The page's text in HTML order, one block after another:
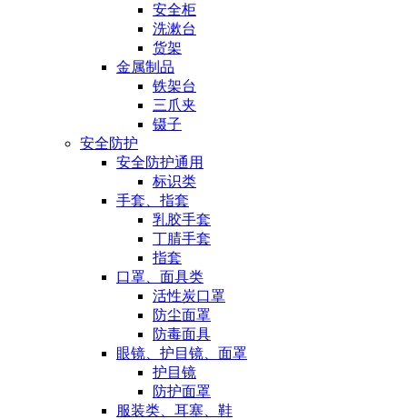
安全柜
洗漱台
货架
金属制品
铁架台
三爪夹
镊子
安全防护
安全防护通用
标识类
手套、指套
乳胶手套
丁腈手套
指套
口罩、面具类
活性炭口罩
防尘面罩
防毒面具
眼镜、护目镜、面罩
护目镜
防护面罩
服装类、耳塞、鞋